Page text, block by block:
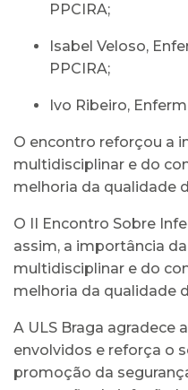
PPCIRA;
Isabel Veloso,
PPCIRA;
Ivo Ribeiro,
O encontro reforçou a
multidisciplinar e do
melhoria da qualidade
O II Encontro Sobre
assim, a importância
multidisciplinar e do
melhoria da qualidade
A ULS Braga agradece
envolvidos e reforça o
promoção da